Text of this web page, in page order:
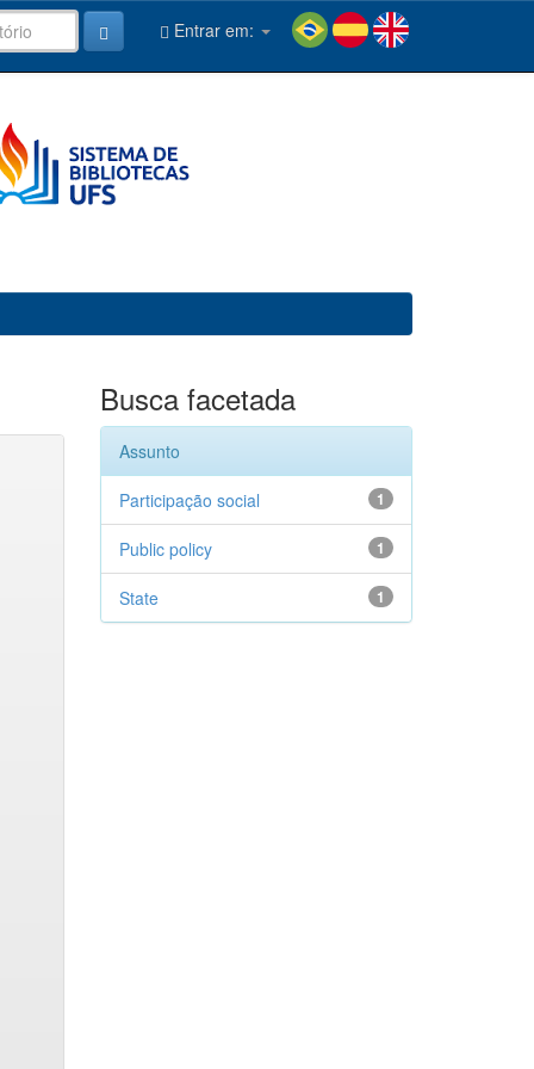
Entrar em:
Busca facetada
Assunto
1
Participação social
1
Public policy
1
State